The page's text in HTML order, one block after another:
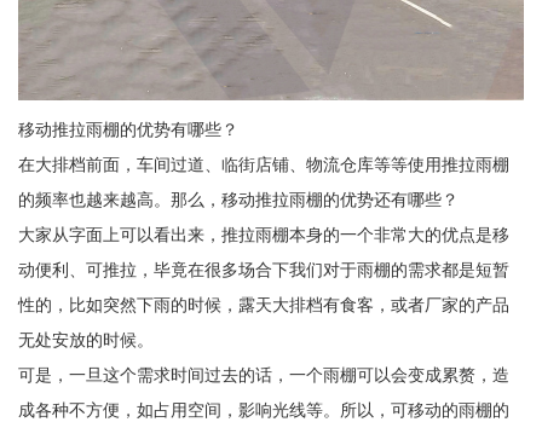
移动推拉雨棚的优势有哪些？
在大排档前面，车间过道、临街店铺、物流仓库等等使用推拉雨棚
的频率也越来越高。那么，移动推拉雨棚的优势还有哪些？
大家从字面上可以看出来，推拉雨棚本身的一个非常大的优点是移
动便利、可推拉，毕竟在很多场合下我们对于雨棚的需求都是短暂
性的，比如突然下雨的时候，露天大排档有食客，或者厂家的产品
无处安放的时候。
可是，一旦这个需求时间过去的话，一个雨棚可以会变成累赘，造
成各种不方便，如占用空间，影响光线等。所以，可移动的雨棚的